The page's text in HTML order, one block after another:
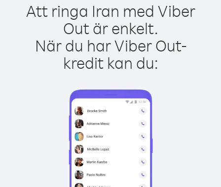
Att ringa Iran med Viber
Out är enkelt.
När du har Viber Out-
kredit kan du: